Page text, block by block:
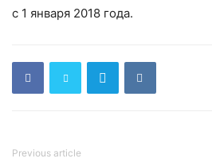
с 1 января 2018 года.
Previous article